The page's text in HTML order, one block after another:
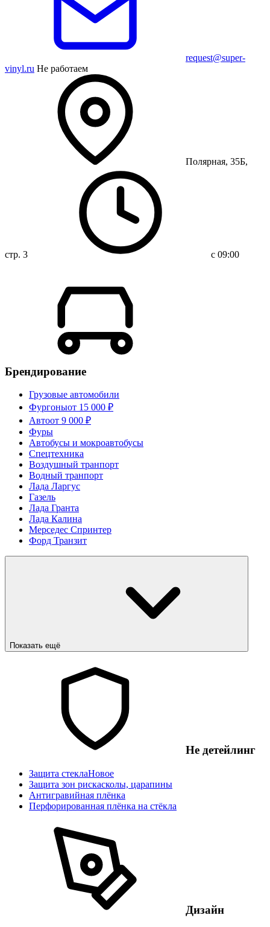
request@super-
vinyl.ru Не работаем
Полярная, 35Б,
стр. 3 с 09:00
Брендирование
Грузовые автомобили
Фургоныот 15 000 ₽
Автоот 9 000 ₽
Фуры
Автобусы и мокроавтобусы
Спецтехника
Воздушный транпорт
Водный транпорт
Лада Ларгус
Газель
Лада Гранта
Лада Калина
Мерседес Спринтер
Форд Транзит
Показать ещё
Не детейлинг
Защита стеклаНовое
Защита зон рискасколы, царапины
Антигравийная плёнка
Перфорированная плёнка на стёкла
Дизайн